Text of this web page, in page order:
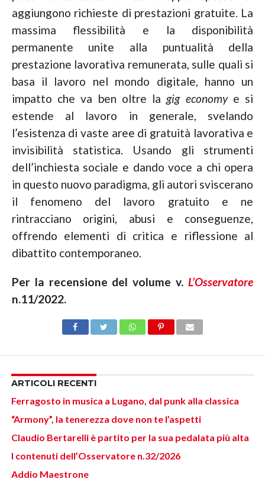
aggiungono richieste di prestazioni gratuite. La
massima flessibilità e la disponibilità
permanente unite alla puntualità della
prestazione lavorativa remunerata, sulle quali si
basa il lavoro nel mondo digitale, hanno un
impatto che va ben oltre lagig economy e si
estende al lavoro in generale, svelando
l’esistenza di vaste aree di gratuità lavorativa e
invisibilità statistica. Usando gli strumenti
dell’inchiesta sociale e dando voce a chi opera
in questo nuovo paradigma, gli autori sviscerano
il fenomeno del lavoro gratuito e ne
rintracciano origini, abusi e conseguenze,
offrendo elementi di critica e riflessione al
dibattito contemporaneo.
Per la recensione del volume v.L’Osservatore
n.11/2022.
ARTICOLI RECENTI
Ferragosto in musica a Lugano, dal punk alla classica
“Armony”, la tenerezza dove non te l’aspetti
Claudio Bertarelli è partito per la sua pedalata più alta
I contenuti dell’Osservatore n.32/2026
Addio Maestrone